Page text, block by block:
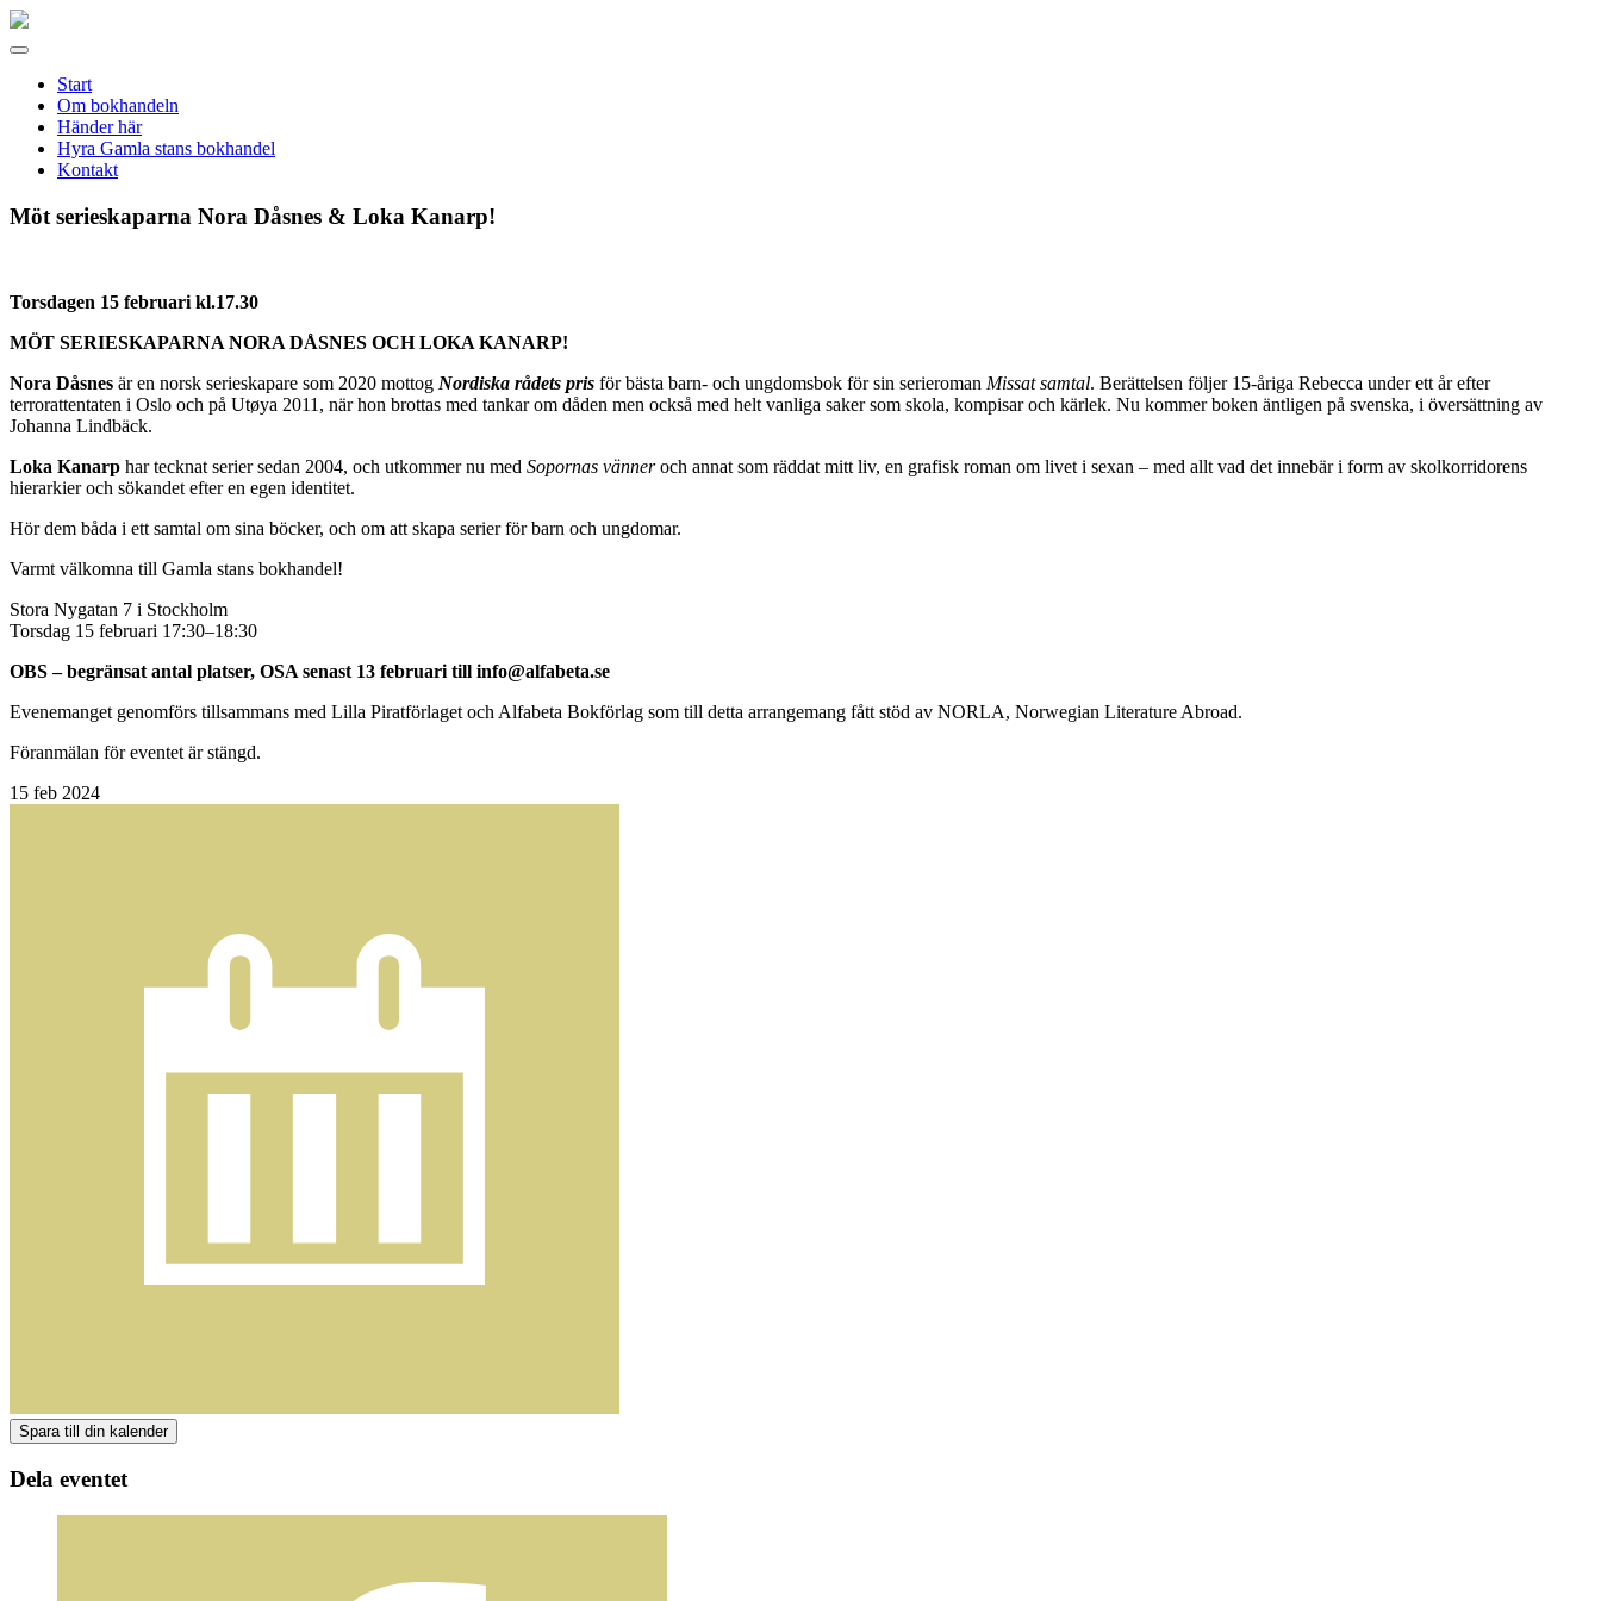
Gamla
Meny
Start
Om bokhandeln
Händer här
Hyra Gamla stans bokhandel
Kontakt
Möt serieskaparna Nora Dåsnes & Loka Kanarp!
Torsdagen 15 februari kl.17.30
MÖT SERIESKAPARNA NORA DÅSNES OCH LOKAKANARP!
Nora Dåsnes är en norsk serieskapare som 2020 mottog Nordiska rådets pris för bästa barn- och ungdomsbok för sin serieroman Missat samtal. Berättelsen följer 15-åriga Rebecca under ett år efter
terrorattentaten i Oslo och på Utøya 2011, när hon brottas med tankar om dåden men också med helt vanliga saker som skola, kompisar och kärlek. Nu kommer boken äntligen på svenska, i översättning av
Johanna Lindbäck.
Loka Kanarp har tecknat serier sedan 2004, och utkommer nu med Sopornas vänneroch annat som räddat mitt liv, en grafisk roman om livet i sexan – med allt vad det innebär i form av skolkorridorens
hierarkier och sökandet efter en egen identitet.
Hör dem båda i ett samtal om sina böcker, och om att skapa serier för barn och ungdomar.
Varmt välkomna till Gamla stans bokhandel!
Stora Nygatan 7 i Stockholm
Torsdag 15 februari 17:30–18:30
OBS – begränsat antal platser, OSA senast 13 februari till info@alfabeta.se
Evenemanget genomförs tillsammans med Lilla Piratförlaget och Alfabeta Bokförlag som till detta arrangemang fått stöd av NORLA, Norwegian Literature Abroad.
Föranmälan för eventet är stängd.
15 feb 2024
Dela eventet